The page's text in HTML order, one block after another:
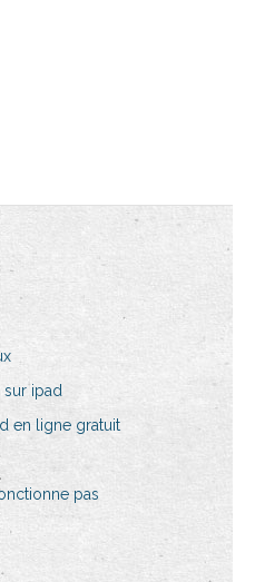
ipad
en ligne gratuit
pas